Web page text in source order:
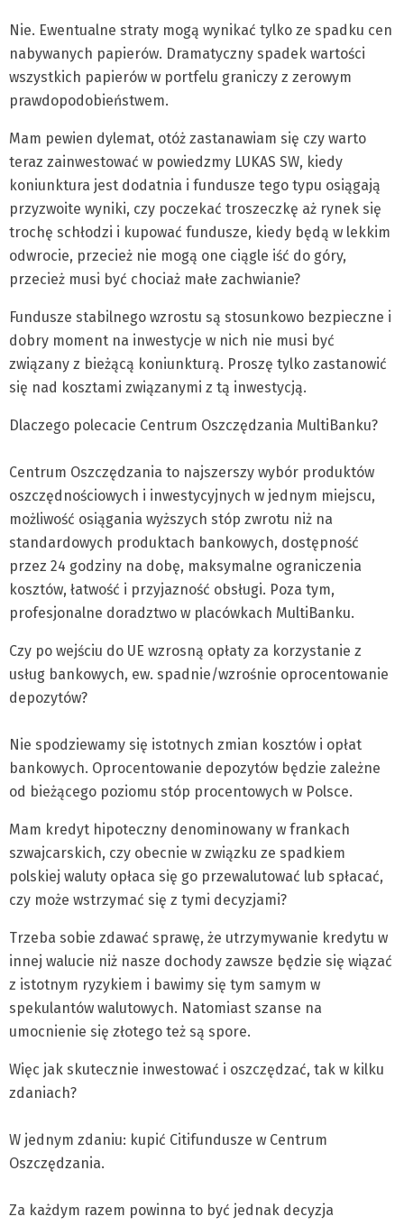
Nie. Ewentualne straty mogą wynikać tylko ze spadku cen
nabywanych papierów. Dramatyczny spadek wartości
wszystkich papierów w portfelu graniczy z zerowym
prawdopodobieństwem.
Mam pewien dylemat, otóż zastanawiam się czy warto
teraz zainwestować w powiedzmy LUKAS SW, kiedy
koniunktura jest dodatnia i fundusze tego typu osiągają
przyzwoite wyniki, czy poczekać troszeczkę aż rynek się
trochę schłodzi i kupować fundusze, kiedy będą w lekkim
odwrocie, przecież nie mogą one ciągle iść do góry,
przecież musi być chociaż małe zachwianie?
Fundusze stabilnego wzrostu są stosunkowo bezpieczne i
dobry moment na inwestycje w nich nie musi być
związany z bieżącą koniunkturą. Proszę tylko zastanowić
się nad kosztami związanymi z tą inwestycją.
Dlaczego polecacie Centrum Oszczędzania MultiBanku?
Centrum Oszczędzania to najszerszy wybór produktów
oszczędnościowych i inwestycyjnych w jednym miejscu,
możliwość osiągania wyższych stóp zwrotu niż na
standardowych produktach bankowych, dostępność
przez 24 godziny na dobę, maksymalne ograniczenia
kosztów, łatwość i przyjazność obsługi. Poza tym,
profesjonalne doradztwo w placówkach MultiBanku.
Czy po wejściu do UE wzrosną opłaty za korzystanie z
usług bankowych, ew. spadnie/wzrośnie oprocentowanie
depozytów?
Nie spodziewamy się istotnych zmian kosztów i opłat
bankowych. Oprocentowanie depozytów będzie zależne
od bieżącego poziomu stóp procentowych w Polsce.
Mam kredyt hipoteczny denominowany w frankach
szwajcarskich, czy obecnie w związku ze spadkiem
polskiej waluty opłaca się go przewalutować lub spłacać,
czy może wstrzymać się z tymi decyzjami?
Trzeba sobie zdawać sprawę, że utrzymywanie kredytu w
innej walucie niż nasze dochody zawsze będzie się wiązać
z istotnym ryzykiem i bawimy się tym samym w
spekulantów walutowych. Natomiast szanse na
umocnienie się złotego też są spore.
Więc jak skutecznie inwestować i oszczędzać, tak w kilku
zdaniach?
W jednym zdaniu: kupić Citifundusze w Centrum
Oszczędzania.
Za każdym razem powinna to być jednak decyzja